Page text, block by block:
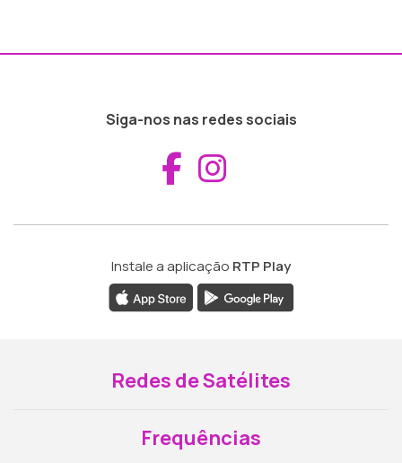
Siga-nos nas redes sociais
Aceder ao
Instale a aplicação RTP Play
Redes de Satélites
Frequências